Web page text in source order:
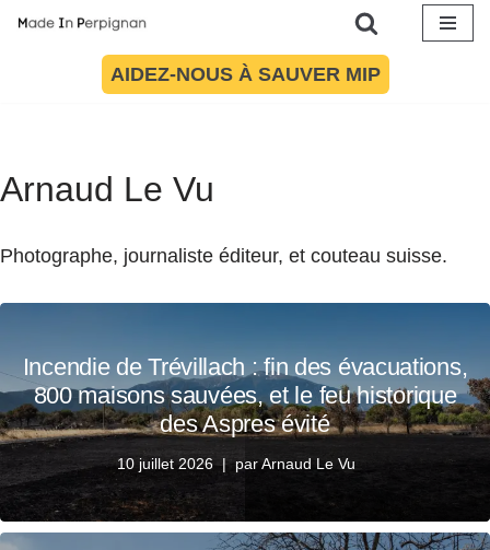
AIDEZ-NOUS À SAUVER MIP
Arnaud Le Vu
Photographe, journaliste éditeur, et couteau suisse.
Incendie de Trévillach : fin des évacuations,
800 maisons sauvées, et le feu historique
des Aspres évité
10 juillet 2026 parArnaud Le Vu